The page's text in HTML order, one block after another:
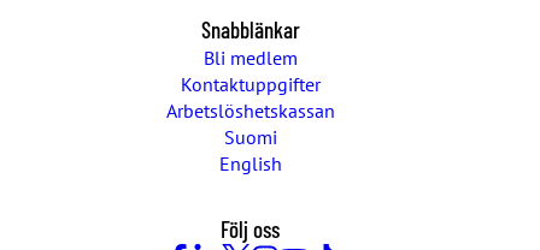
Snabblänkar
Bli medlem
Kontaktuppgifter
Arbetslöshetskassan
Suomi
English
Följ oss